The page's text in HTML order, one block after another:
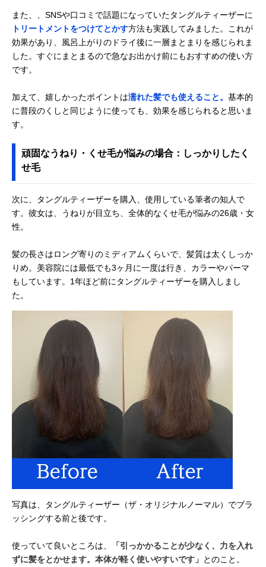
また、、SNSや口コミで話題になっていたタングルティーザーに
トリートメントをつけてとかす方法も実践してみました。これが
効果があり、風呂上がりのドライ後に一層まとまりを感じられま
した。すぐにまとまるので急なお出かけ前にもおすすめの使い方
です。
加えて、嬉しかったポイントは濡れた髪でも使えること。 基本的
に普段のくしと同じように使っても、効果を感じられると思いま
す。
頑固なうねり・くせ毛が悩みの場合：しっかりしたく
せ毛
次に、タングルティーザーを購入、使用している筆者の知人で
す。彼女は、うねりが目立ち、全体的なくせ毛が悩みの26歳・女
性。
髪の長さはロング寄りのミディアムくらいで、髪質は太くしっか
りめ。美容院には最低でも3ヶ月に一度は行き、カラーやパーマ
もしています。1年ほど前にタングルティーザーを購入しまし
た。
写真は、タングルティーザー（ザ・オリジナルノーマル）でブラ
ッシングする前と後です。
使っていて良いところは、
「引っかかることが少なく、力を入れ
ずに髪をとかせます。本体が軽く使いやすいです」 とのこと。